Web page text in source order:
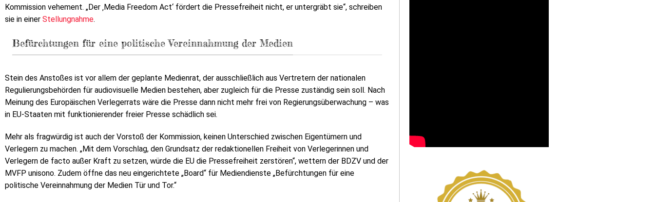
Kommission vehement. „Der ‚Media Freedom Act‘ fördert die Pressefreiheit nicht, er untergräbt sie“, schreiben
sie in einer Stellungnahme.
Befürchtungen für eine politische Vereinnahmung der Medien
Stein des Anstoßes ist vor allem der geplante Medienrat, der ausschließlich aus Vertretern der nationalen
Regulierungsbehörden für audiovisuelle Medien bestehen, aber zugleich für die Presse zuständig sein soll. Nach
Meinung des Europäischen Verlegerrats wäre die Presse dann nicht mehr frei von Regierungsüberwachung – was
in EU-Staaten mit funktionierender freier Presse schädlich sei.
Mehr als fragwürdig ist auch der Vorstoß der Kommission, keinen Unterschied zwischen Eigentümern und
Verlegern zu machen. „Mit dem Vorschlag, den Grundsatz der redaktionellen Freiheit von Verlegerinnen und
Verlegern de facto außer Kraft zu setzen, würde die EU die Pressefreiheit zerstören“, wettern der BDZV und der
MVFP unisono. Zudem öffne das neu eingerichtete „Board“ für Mediendienste „Befürchtungen für eine
politische Vereinnahmung der Medien Tür und Tor.“